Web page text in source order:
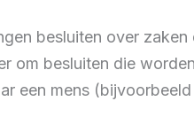
besluiten over zaken
om besluiten die
een mens (bijvoorbeeld